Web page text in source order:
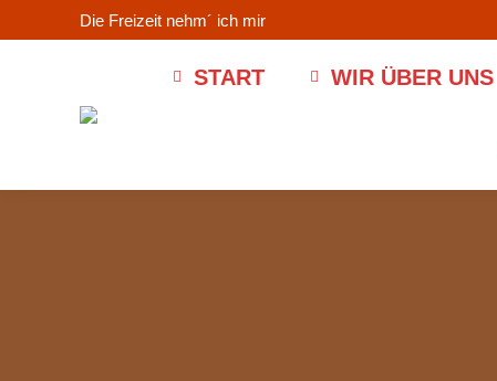
Die Freizeit nehm´ ich mir
START WIR ÜBER UNS